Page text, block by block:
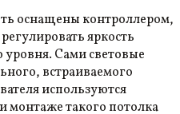
оснащены контроллером,
яркость
Сами световые
встраиваемого
используются
монтаже такого потолка